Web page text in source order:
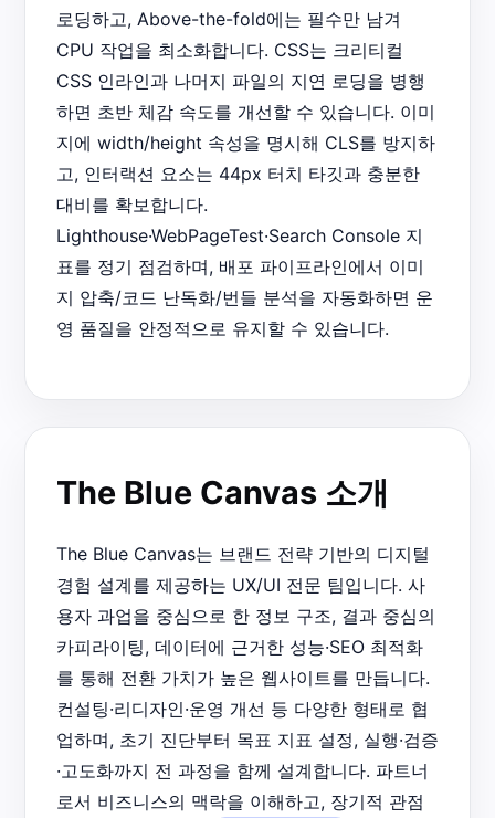
로딩하고, Above-the-fold에는 필수만 남겨
CPU 작업을 최소화합니다. CSS는 크리티컬
CSS 인라인과 나머지 파일의 지연 로딩을 병행
하면 초반 체감 속도를 개선할 수 있습니다. 이미
지에 width/height 속성을 명시해 CLS를 방지하
고, 인터랙션 요소는 44px 터치 타깃과 충분한
대비를 확보합니다.
Lighthouse·WebPageTest·Search Console 지
표를 정기 점검하며, 배포 파이프라인에서 이미
지 압축/코드 난독화/번들 분석을 자동화하면 운
영 품질을 안정적으로 유지할 수 있습니다.
The Blue Canvas 소개
The Blue Canvas는 브랜드 전략 기반의 디지털
경험 설계를 제공하는 UX/UI 전문 팀입니다. 사
용자 과업을 중심으로 한 정보 구조, 결과 중심의
카피라이팅, 데이터에 근거한 성능·SEO 최적화
를 통해 전환 가치가 높은 웹사이트를 만듭니다.
컨설팅·리디자인·운영 개선 등 다양한 형태로 협
업하며, 초기 진단부터 목표 지표 설정, 실행·검증
·고도화까지 전 과정을 함께 설계합니다. 파트너
로서 비즈니스의 맥락을 이해하고, 장기적 관점